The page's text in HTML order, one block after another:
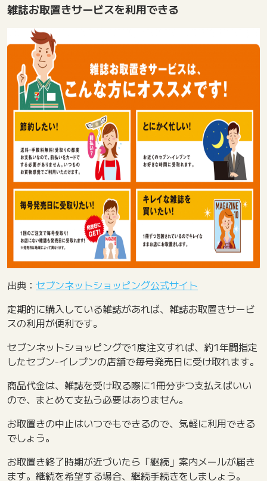
雑誌お取置きサービスを利用できる
出典： セブンネットショッピング公式サイト
定期的に購入している雑誌があれば、雑誌お取置きサービ
スの利用が便利です。
セブンネットショッピングで1度注文すれば、約1年間指定
したセブン-イレブンの店舗で毎号発売日に受け取れます。
商品代金は、雑誌を受け取る際に1冊分ずつ支払えばいい
ので、まとめて支払う必要はありません。
お取置きの中止はいつでもできるので、気軽に利用できる
でしょう。
お取置き終了時期が近づいたら「継続」案内メールが届き
ます。継続を希望する場合、継続手続きをしましょう。